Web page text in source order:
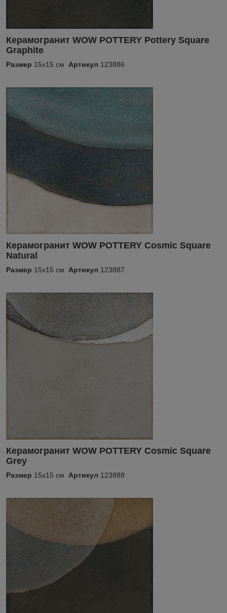
Керамогранит WOW POTTERY Pottery Square
Graphite
Размер 15x15 см Артикул 123886
Керамогранит WOW POTTERY Cosmic Square
Natural
Размер 15x15 см Артикул 123887
Керамогранит WOW POTTERY Cosmic Square
Grey
Размер 15x15 см Артикул 123888